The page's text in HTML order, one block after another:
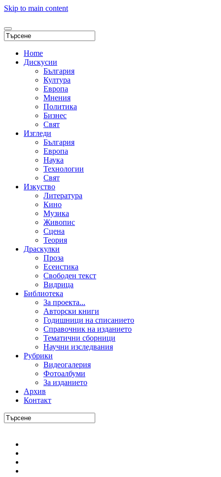
Skip to main content
Home
Дискусии
България
Култура
Европа
Мнения
Политика
Бизнес
Свят
Изгледи
България
Европа
Наука
Технологии
Свят
Изкуство
Литература
Кино
Музика
Живопис
Сцена
Теория
Драскулки
Проза
Есеистика
Свободен текст
Видрица
Библиотека
За проекта...
Авторски книги
Годишници на списанието
Справочник на изданието
Тематични сборници
Научни изследвания
Рубрики
Видеогалерия
Фотоалбуми
За изданието
Архив
Контакт